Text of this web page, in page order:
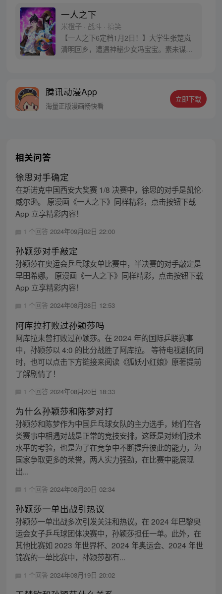
一人之下
米橙子 · 战斗 · 搞笑
【一人之下6定档1月2日！】大学生张楚岚
清明回乡，遭遇神秘少女冯宝宝。素未谋面
密，张楚岚的生活被彻底颠覆，与冯宝宝一
同踏上“异人”之旅。
腾讯动漫App
海量正版漫画畅快看
立即下载
相关问答
徐思对手确定
在斯诺克中国西安大奖赛 1/8 决赛中，徐思的对手是凯伦·
威尔逊。 原漫画《一人之下》同样精彩，点击按钮下载
App 立享精彩内容！
1 个回答 2024年09月02日 22:00
孙颖莎对手敲定
孙颖莎在奥运会乒乓球女单比赛中，半决赛的对手敲定是
早田希娜。 原漫画《一人之下》同样精彩，点击按钮下载
App 立享精彩内容！
1 个回答 2024年08月28日 12:53
阿库拉打败过孙颖莎吗
阿库拉未曾打败过孙颖莎。在 2024 年的国际乒联赛事
中，孙颖莎以 4:0 的比分战胜了阿库拉。 等待电视剧的同
时，也可以点击下方链接来阅读《狐妖小红娘》原著提前
了解剧情了！
1 个回答 2024年08月20日 18:33
为什么孙颖莎和陈梦对打
孙颖莎和陈梦作为中国乒乓球女队的主力选手，她们在各
类赛事中相遇对战是正常的竞技安排。这既是对她们技术
水平的考验，也是为了在竞争中不断提升彼此的能力，为
国家争取更多的荣誉。两人实力强劲，在比赛中能展现
出...
1 个回答 2024年08月20日 02:34
孙颖莎一单出战引热议
孙颖莎一单出战多次引发关注和热议。在 2024 年巴黎奥
运会女子乒乓球团体决赛中，孙颖莎担任一单。此外，在
其他比赛如 2023 年世界杯、2024 年奥运会、2024 年世
锦赛的一单比赛中，孙颖莎都有...
1 个回答 2024年08月19日 20:02